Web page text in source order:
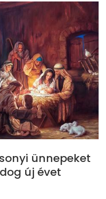
ünnepeket
új évet